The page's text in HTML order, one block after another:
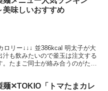
美味しいおすすめ
ロリー↓↓↓ 並386kcal 明太子が大
も飲みたいので釜玉は注文する
たまご同士が絡み合うのがたま
麺✕TOKIO「トマたまカレ